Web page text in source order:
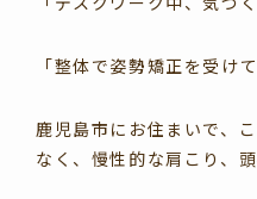
「整体で姿勢矯正を受け
鹿児島市にお住まいで、
なく、慢性的な肩こり、